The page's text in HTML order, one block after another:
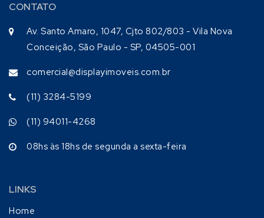
CONTATO
Av. Santo Amaro, 1047, Cjto 802/803 - Vila Nova
Conceição, São Paulo - SP, 04505-001
comercial@displayimoveis.com.br
(11) 3284-5199
(11) 94011-4268
08hs às 18hs de segunda a sexta-feira
LINKS
Home